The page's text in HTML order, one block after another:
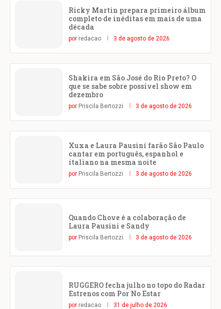
Ricky Martin prepara primeiro álbum
completo de inéditas em mais de uma
década
por redacao 3 de agosto de 2026
Shakira em São José do Rio Preto? O
que se sabe sobre possível show em
dezembro
por Priscila Bertozzi 3 de agosto de 2026
Xuxa e Laura Pausini farão São Paulo
cantar em português, espanhol e
italiano na mesma noite
por Priscila Bertozzi 3 de agosto de 2026
Quando Chove é a colaboração de
Laura Pausini e Sandy
por Priscila Bertozzi 3 de agosto de 2026
RUGGERO fecha julho no topo do Radar
Estrenos com Por No Estar
por redacao 31 de julho de 2026